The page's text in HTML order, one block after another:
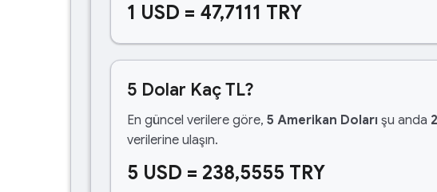
1 USD = 47,7111 TRY
5 Dolar Kaç TL?
En güncel verilere göre, 5 Amerikan Doları şu anda
verilerine ulaşın.
5 USD = 238,5555 TRY